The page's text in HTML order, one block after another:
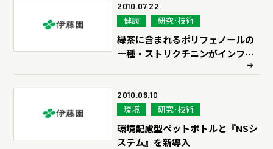
IR・投資家情報トップ
2010.07.22
健康 研究･技術
緑茶に含まれるポリフェノールの
一種・ストリクチニンがインフル
エンザウイルスの増殖を阻害する
同研究で確認
2010.06.10
環境 研究･技術
環境配慮型ペットボトルと『NSシ
ステム』を新導入